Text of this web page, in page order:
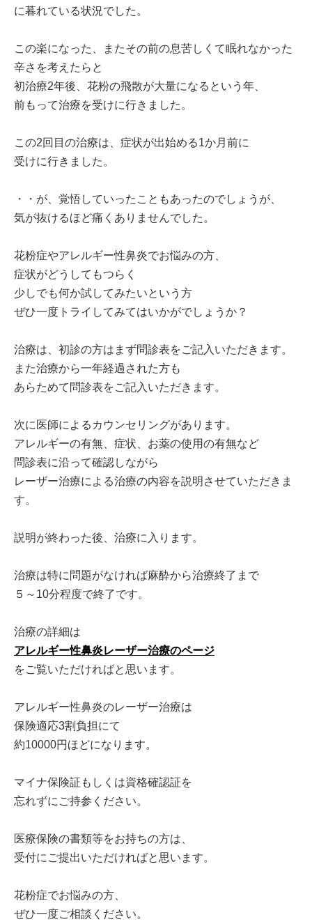
に暮れている状況でした。
この楽になった、またその前の息苦しくて眠れなかった
辛さを考えたらと
初治療2年後、花粉の飛散が大量になるという年、
前もって治療を受けに行きました。
この2回目の治療は、症状が出始める1か月前に
受けに行きました。
・・が、覚悟していったこともあったのでしょうが、
気が抜けるほど痛くありませんでした。
花粉症やアレルギー性鼻炎でお悩みの方、
症状がどうしてもつらく
少しでも何か試してみたいという方
ぜひ一度トライしてみてはいかがでしょうか？
治療は、初診の方はまず問診表をご記入いただきます。
また治療から一年経過された方も
あらためて問診表をご記入いただきます。
次に医師によるカウンセリングがあります。
アレルギーの有無、症状、お薬の使用の有無など
問診表に沿って確認しながら
レーザー治療による治療の内容を説明させていただきま
す。
説明が終わった後、治療に入ります。
治療は特に問題がなければ麻酔から治療終了まで
５～10分程度で終了です。
治療の詳細は
アレルギー性鼻炎レーザー治療のページ
をご覧いただければと思います。
アレルギー性鼻炎のレーザー治療は
保険適応3割負担にて
約10000円ほどになります。
マイナ保険証もしくは資格確認証を
忘れずにご持参ください。
医療保険の書類等をお持ちの方は、
受付にご提出いただければと思います。
花粉症でお悩みの方、
ぜひ一度ご相談ください。